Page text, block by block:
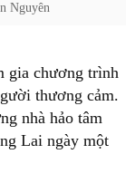
Nguyên
gia chương trình
thương cảm.
nhà hảo tâm
Lai ngày một